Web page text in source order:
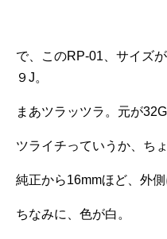
で、このRP-01、サイズ
９J。
まあツラッツラ。元が
ツライチっていうか、ち
純正から16mmほど、外側
ちなみに、色が白。